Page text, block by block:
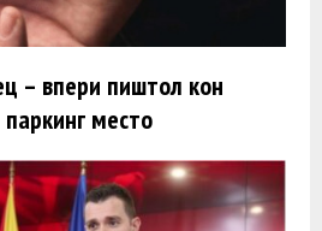
– впери пиштол кон
место